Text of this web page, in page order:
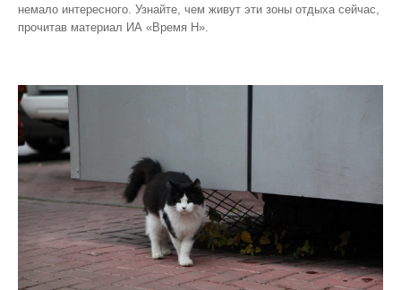
немало интересного. Узнайте, чем живут эти зоны отдыха сейчас,
прочитав материал ИА «Время Н».